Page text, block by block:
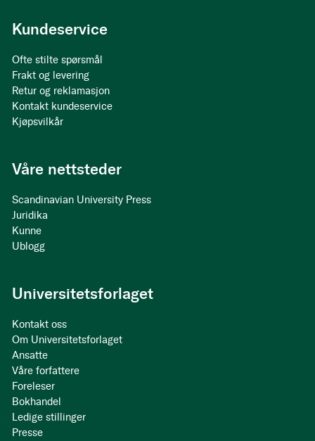
Kundeservice
Ofte stilte spørsmål
Frakt og levering
Retur og reklamasjon
Kontakt kundeservice
Kjøpsvilkår
Våre nettsteder
Scandinavian University Press
Juridika
Kunne
Ublogg
Universitetsforlaget
Kontakt oss
Om Universitetsforlaget
Ansatte
Våre forfattere
Foreleser
Bokhandel
Ledige stillinger
Presse